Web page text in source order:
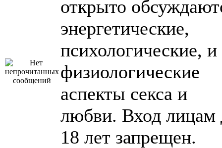
открыто
энергетические,
психологические, и
физиологические
аспекты секса и
любви. Вход лицам
18 лет запрещен.